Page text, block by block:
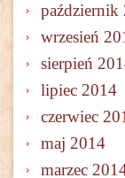
październik
wrzesień
sierpień
lipiec 2014
czerwiec
maj 2014
marzec